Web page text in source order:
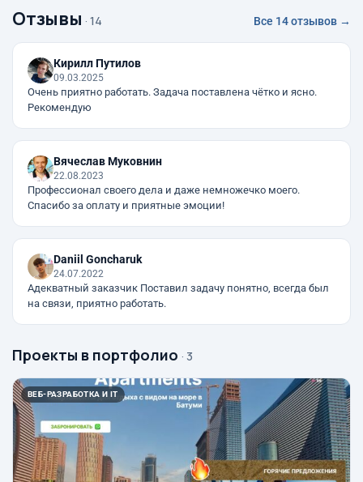
Отзывы · 14 Все 14 отзывов →
Кирилл Путилов
09.03.2025
Очень приятно работать. Задача поставлена чётко и ясно.
Рекомендую
Вячеслав Муковнин
22.08.2023
Профессионал своего дела и даже немножечко моего.
Спасибо за оплату и приятные эмоции!
Daniil Goncharuk
24.07.2022
Адекватный заказчик Поставил задачу понятно, всегда был
на связи, приятно работать.
Проекты в портфолио · 3
ВЕБ-РАЗРАБОТКА И IT